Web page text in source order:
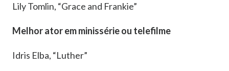
Lily Tomlin, “Grace and Frankie”
Melhor ator em minissérie ou telefilme
Idris Elba, “Luther”